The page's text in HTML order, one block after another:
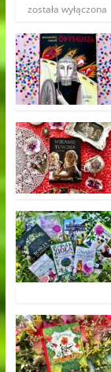
została wyłączona